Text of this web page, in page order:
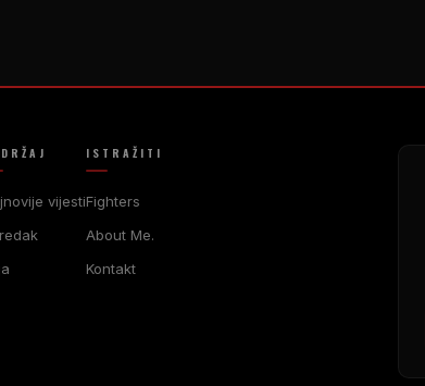
vijesti
ISTRAŽITI
Fighters
About Me.
Kontakt